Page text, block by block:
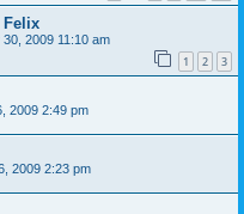
Felix
30, 2009 11:10 am
1 2 3
2009 2:49 pm
2009 2:23 pm